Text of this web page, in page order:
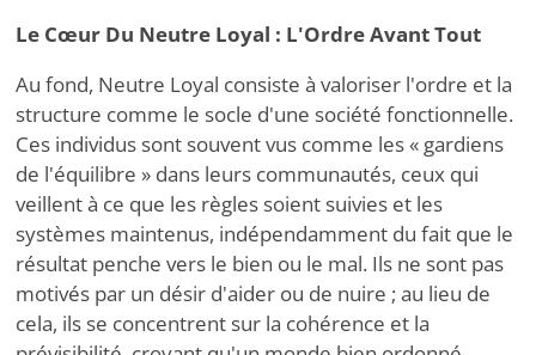
Le Cœur Du Neutre Loyal : L'Ordre Avant Tout
Au fond, Neutre Loyal consiste à valoriser l'ordre et la
structure comme le socle d'une société fonctionnelle.
Ces individus sont souvent vus comme les « gardiens
de l'équilibre » dans leurs communautés, ceux qui
veillent à ce que les règles soient suivies et les
systèmes maintenus, indépendamment du fait que le
résultat penche vers le bien ou le mal. Ils ne sont pas
motivés par un désir d'aider ou de nuire ; au lieu de
cela, ils se concentrent sur la cohérence et la